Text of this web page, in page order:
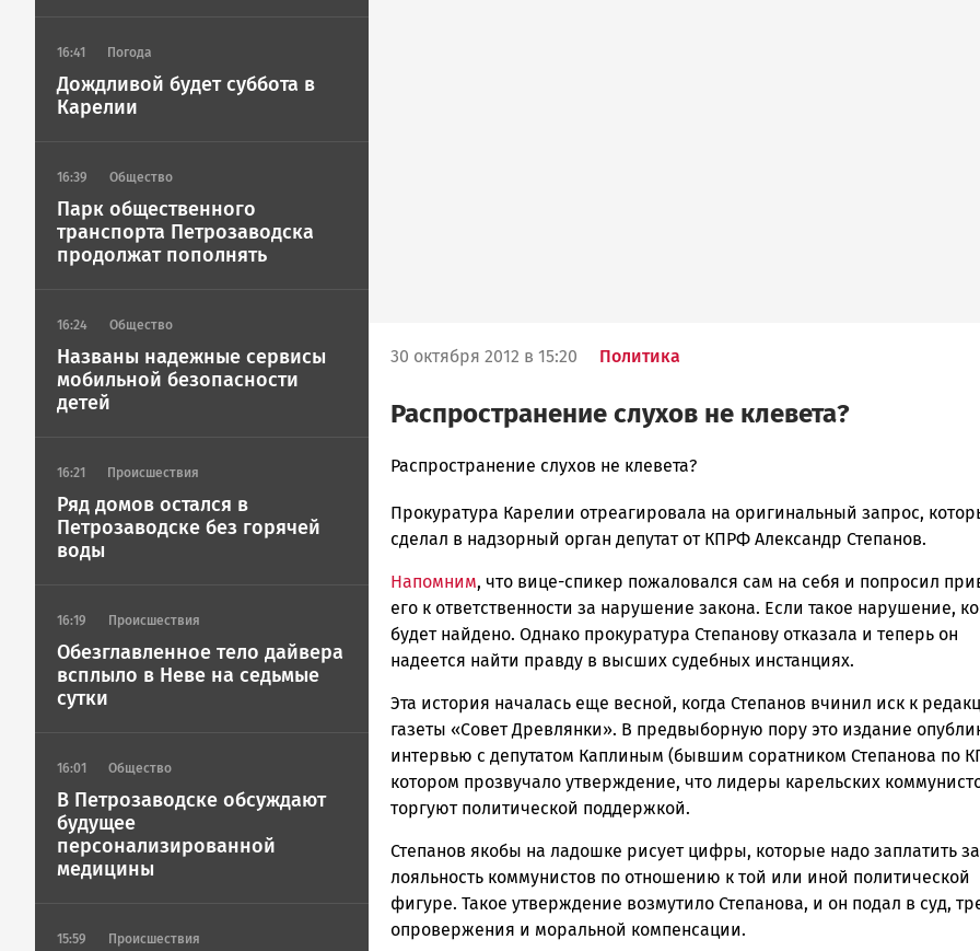
16:41 Погода
Дождливой будет суббота в
Карелии
16:39 Общество
Парк общественного
транспорта Петрозаводска
продолжат пополнять
16:24 Общество
Названы надежные сервисы
мобильной безопасности
детей
16:21 Происшествия
Ряд домов остался в
Петрозаводске без горячей
воды
16:19 Происшествия
Обезглавленное тело дайвера
всплыло в Неве на седьмые
сутки
16:01 Общество
В Петрозаводске обсуждают
будущее
персонализированной
медицины
15:59 Происшествия
30 октября 2012 в 15:20 Политика
Распространение слухов не клевета?
admintimur
Петрозаводска
и
|
Петрозаводск
ГОВОРИТ
Распространение слухов не клевета?
Прокуратура Карелии отреагировала на оригинальный запрос,
сделал в надзорный орган депутат от КПРФ Александр Степанов.
Напомним, что вице-спикер пожаловался сам на себя и попросил
его к ответственности за нарушение закона. Если такое нарушение,
будет найдено. Однако прокуратура Степанову отказала и теперь он
надеется найти правду в высших судебных инстанциях.
Эта история началась еще весной, когда Степанов вчинил иск к
газеты «Совет Древлянки». В предвыборную пору это издание
интервью с депутатом Каплиным (бывшим соратником Степанова по
котором прозвучало утверждение, что лидеры карельских
торгуют политической поддержкой.
Степанов якобы на ладошке рисует цифры, которые надо заплатить за
лояльность коммунистов по отношению к той или иной политической
фигуре. Такое утверждение возмутило Степанова, и он подал в суд,
опровержения и моральной компенсации.